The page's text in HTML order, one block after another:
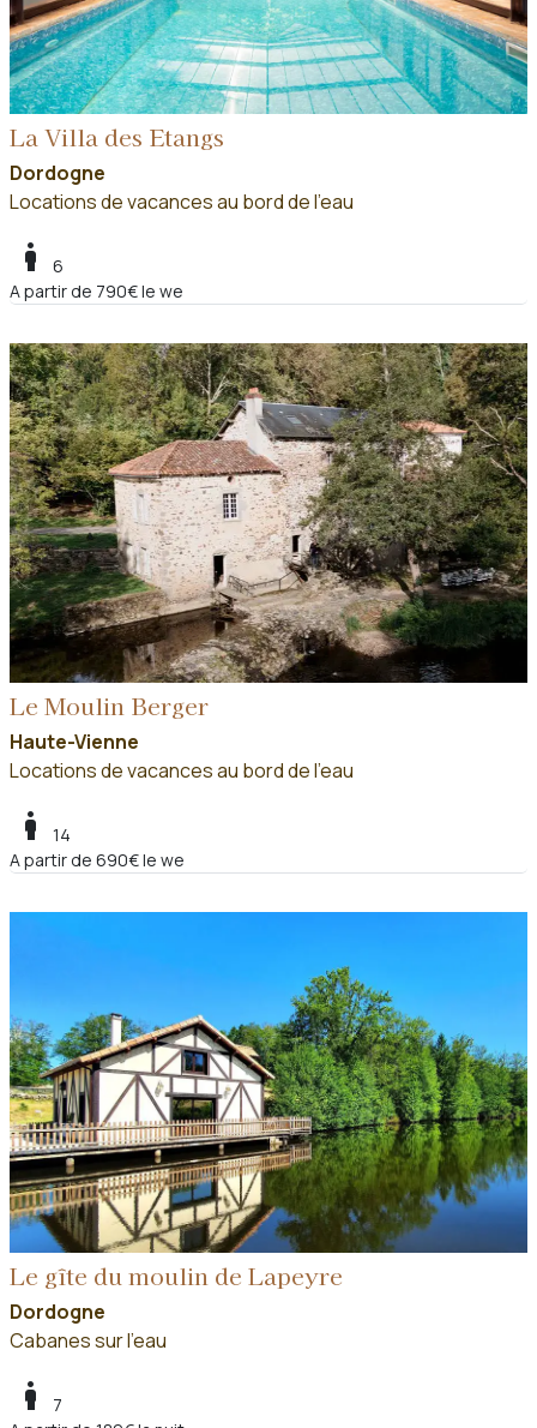
La Villa des Etangs
Dordogne
Locations de vacances au bord de l'eau
boy
6
A partir de 790€ le we
Le Moulin Berger
Haute-Vienne
Locations de vacances au bord de l'eau
boy
14
A partir de 690€ le we
Le gîte du moulin de Lapeyre
Dordogne
Cabanes sur l'eau
boy
7